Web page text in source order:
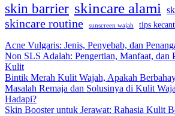
skin barrier skincare alami
skincare routine sunscreen wajah tips
Acne Vulgaris: Jenis, Penyebab, dan
Non SLS Adalah: Pengertian, Manfaat, dan
Kulit
Bintik Merah Kulit Wajah, Apakah
Masalah Remaja dan Solusinya di Kulit
Hadapi?
Skin Booster untuk Jerawat: Rahasia Kulit